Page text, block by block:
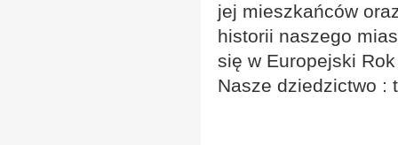
jej mieszkańców
historii naszego
się w Europejski
Nasze dziedzictwo :